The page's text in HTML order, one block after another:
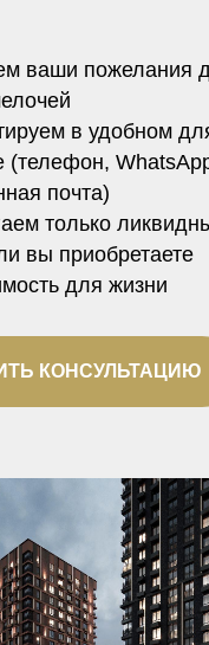
ваши пожелания
в удобном
(телефон,
почта)
только
вы приобретаете
для жизни
КОНСУЛЬТАЦИЮ